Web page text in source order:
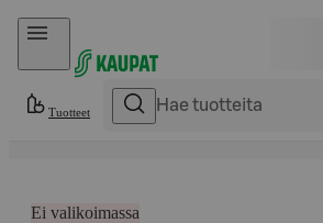
Hyppää sisältöön
Tuotteet
Ei valikoimassa